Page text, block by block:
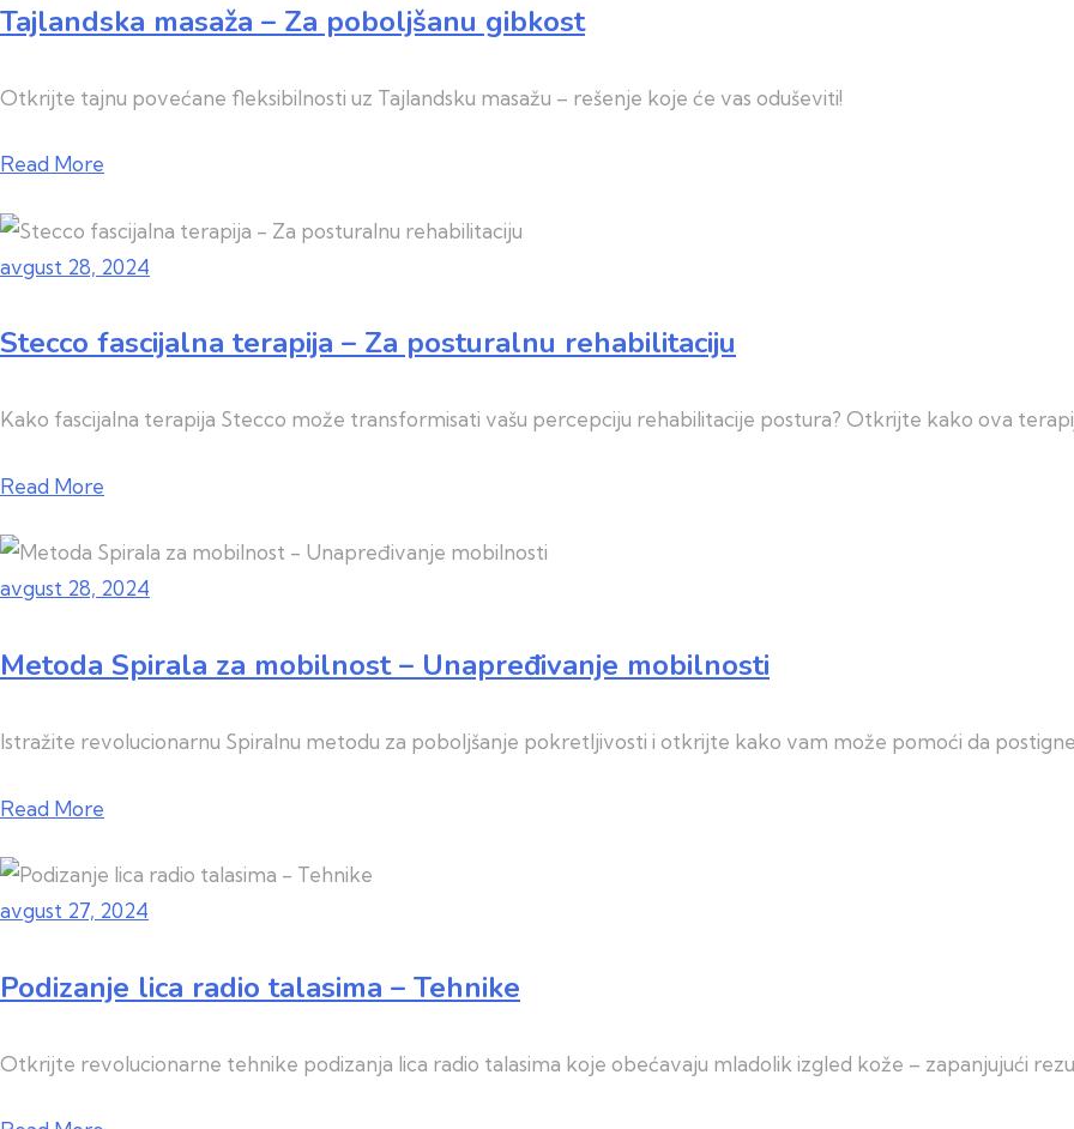
Tajlandska masaža – Za poboljšanu gibkost
Otkrijte tajnu povećane fleksibilnosti uz Tajlandsku masažu – rešenje koje će vas oduševiti!
Read More
avgust 28, 2024
Stecco fascijalna terapija – Za posturalnu rehabilitaciju
Kako fascijalna terapija Stecco može transformisati vašu percepciju rehabilitacije postura? Otkrijte kako ova
Read More
avgust 28, 2024
Metoda Spirala za mobilnost – Unapređivanje mobilnosti
Istražite revolucionarnu Spiralnu metodu za poboljšanje pokretljivosti i otkrijte kako vam može pomoći da
Read More
avgust 27, 2024
Podizanje lica radio talasima – Tehnike
Otkrijte revolucionarne tehnike podizanja lica radio talasima koje obećavaju mladolik izgled kože – zapanjujući